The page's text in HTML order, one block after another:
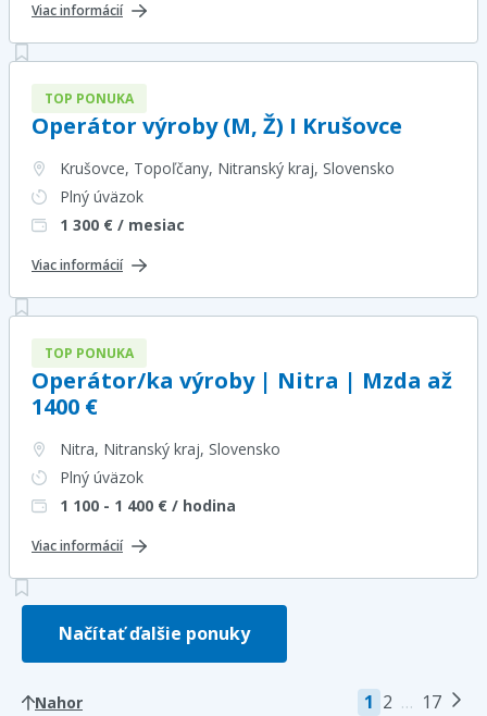
Viac informácií
TOP PONUKA
Operátor výroby (M, Ž) I Krušovce
Krušovce, Topoľčany, Nitranský kraj, Slovensko
Plný úväzok
1 300 € / mesiac
Viac informácií
TOP PONUKA
Operátor/ka výroby | Nitra | Mzda až
1400 €
Nitra, Nitranský kraj, Slovensko
Plný úväzok
1 100 - 1 400 € / hodina
Viac informácií
Načítať ďalšie ponuky
1 2 … 17
Nahor